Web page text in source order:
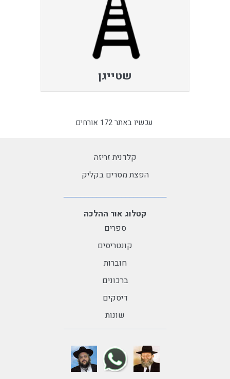
שטייגן
עכשיו באתר 172 אורחים
קלדנית זריזה
הפצת מסרים בקליק
קטלוג אור ההלכה
ספרים
קונטריסים
חוברות
ברכונים
דיסקים
שונות